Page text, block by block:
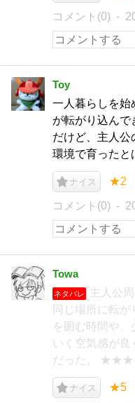
コメント(0)
Toy
一人暮らしを始
が転がり込んで
だけど、主人公
環境で育った
ナイス ★2
コメント(0)
Towa
ネタバレ
主人公
同じ場所に転
を囲む時間や、
いく空気感が良
だった。
ナイス ★5